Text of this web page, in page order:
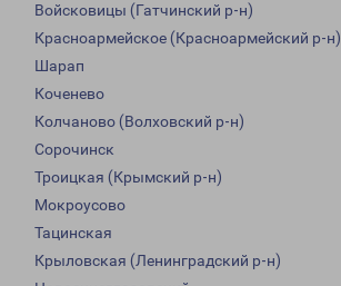
Войсковицы (Гатчинский р-н)
Красноармейское (Красноармейский р-н)
Шарап
Коченево
Колчаново (Волховский р-н)
Сорочинск
Троицкая (Крымский р-н)
Мокроусово
Тацинская
Крыловская (Ленинградский р-н)